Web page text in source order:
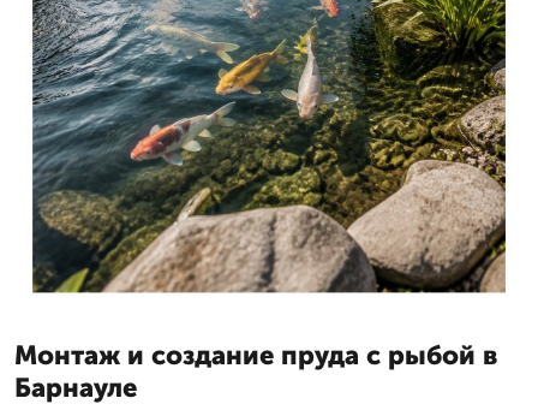
Монтаж и создание пруда с рыбой в
Барнауле